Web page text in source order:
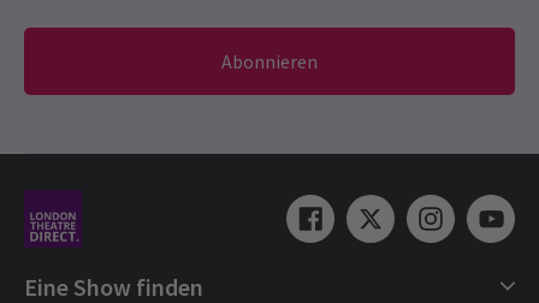
Abonnieren
Eine Show finden